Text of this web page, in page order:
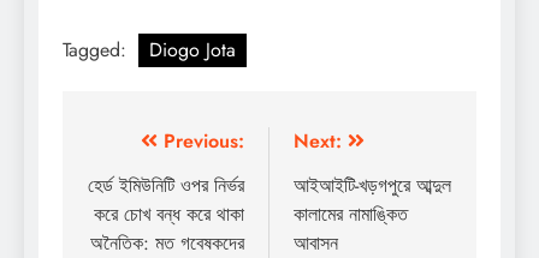
Tagged: Diogo Jota
navigation
Previous:
হের্ড ইমিউনিটি ওপর নির্ভর
করে চোখ বন্ধ করে থাকা
অনৈতিক: মত গবেষকদের
Next:
আইআইটি-খড়গপুরে আব্দুল
কালামের নামাঙ্কিত
আবাসন